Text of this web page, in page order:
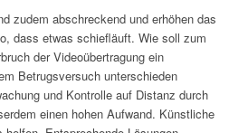
zudem abschreckend und erhöhen das
dass etwas schiefläuft. Wie soll zum
der Videoübertragung ein
Betrugsversuch unterschieden
und Kontrolle auf Distanz durch
einen hohen Aufwand. Künstliche